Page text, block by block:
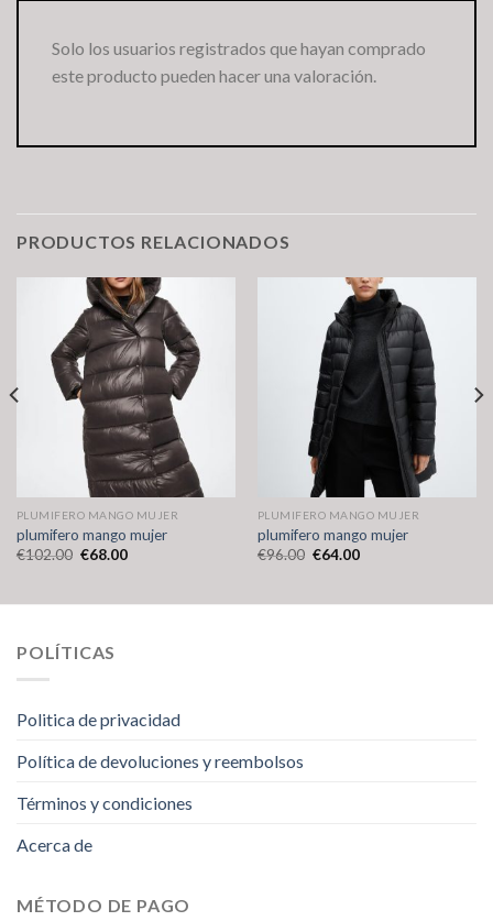
Solo los usuarios registrados que hayan comprado
este producto pueden hacer una valoración.
PRODUCTOS RELACIONADOS
PLUMIFERO MANGO MUJER
plumifero mango mujer
€102.00 €68.00
PLUMIFERO MANGO MUJER
plumifero mango mujer
€96.00 €64.00
POLÍTICAS
Politica de privacidad
Política de devoluciones y reembolsos
Términos y condiciones
Acerca de
MÉTODO DE PAGO